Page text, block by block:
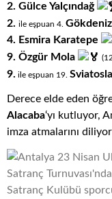
2. Gülce Yalçındağ
2. ile eşpuan 4. Gökdeniz
4. Esmira Karatepe
9. Özgür Mola (12
9. ile eşpuan 19.
Derece elde eden
Alacaba‘yı kutluyor,
imza atmalarını